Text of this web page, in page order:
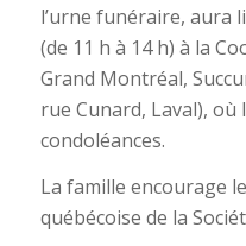
l’urne funéraire, aura
(de 11 h à 14 h) à la
Grand Montréal,
rue Cunard, Laval), où
condoléances.
La famille encourage
québécoise de la